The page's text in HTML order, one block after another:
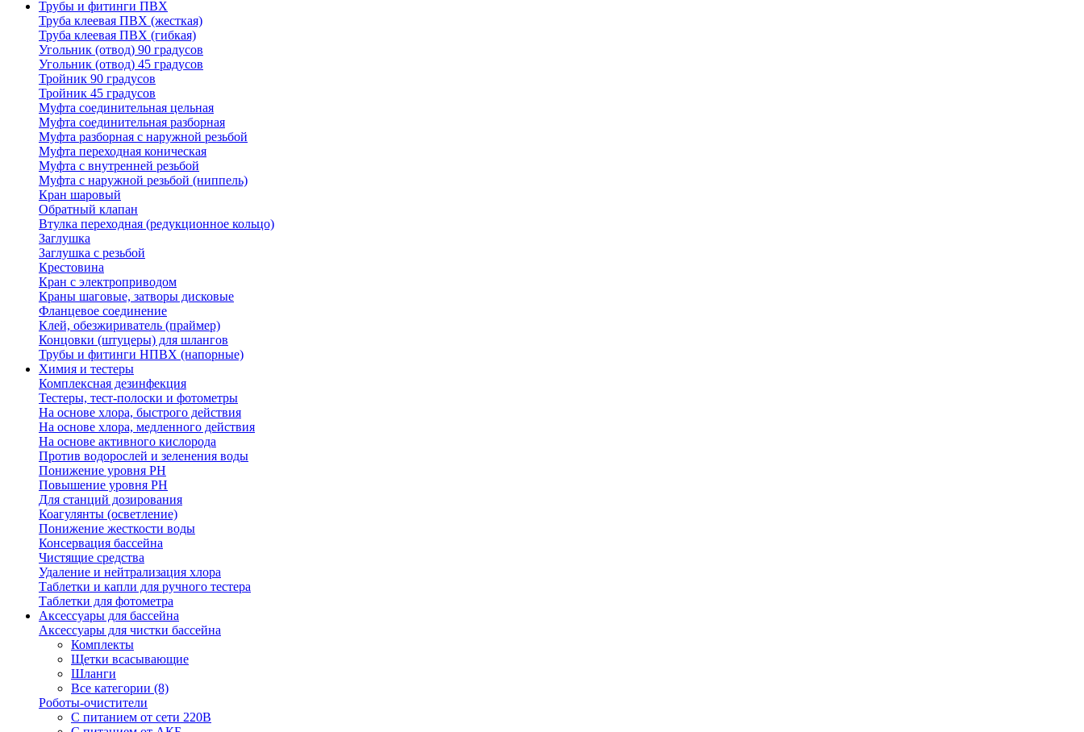
Трубы и фитинги ПВХ
Труба клеевая ПВХ (жесткая)
Труба клеевая ПВХ (гибкая)
Угольник (отвод) 90 градусов
Угольник (отвод) 45 градусов
Тройник 90 градусов
Тройник 45 градусов
Муфта соединительная цельная
Муфта соединительная разборная
Муфта разборная с наружной резьбой
Муфта переходная коническая
Муфта с внутренней резьбой
Муфта с наружной резьбой (ниппель)
Кран шаровый
Обратный клапан
Втулка переходная (редукционное кольцо)
Заглушка
Заглушка с резьбой
Крестовина
Кран с электроприводом
Краны шаговые, затворы дисковые
Фланцевое соединение
Клей, обезжириватель (праймер)
Концовки (штуцеры) для шлангов
Трубы и фитинги НПВХ (напорные)
Химия и тестеры
Комплексная дезинфекция
Тестеры, тест-полоски и фотометры
На основе хлора, быстрого действия
На основе хлора, медленного действия
На основе активного кислорода
Против водорослей и зеленения воды
Понижение уровня РН
Повышение уровня РН
Для станций дозирования
Коагулянты (осветление)
Понижение жесткости воды
Консервация бассейна
Чистящие средства
Удаление и нейтрализация хлора
Таблетки и капли для ручного тестера
Таблетки для фотометра
Аксессуары для бассейна
Аксессуары для чистки бассейна
Комплекты
Щетки всасывающие
Шланги
Все категории (8)
Роботы-очистители
С питанием от сети 220В